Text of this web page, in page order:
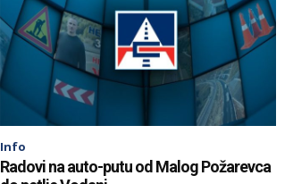
Info
Radovi na auto-putu od Malog Požarevca